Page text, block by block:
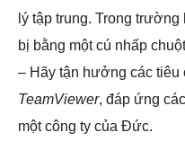
lý tập trung. Trong
bị bằng một cú nhấp
– Hãy tận hưởng các tiêu
TeamViewer, đáp ứng
một công ty của Đức.